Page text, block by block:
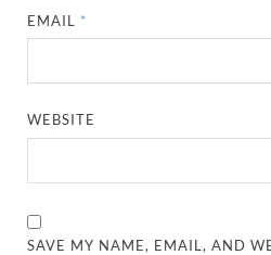
EMAIL *
WEBSITE
SAVE MY NAME, EMAIL, AND